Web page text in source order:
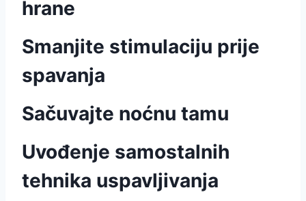
hrane
Smanjite stimulaciju prije
spavanja
Sačuvajte noćnu tamu
Uvođenje samostalnih
tehnika uspavljivanja